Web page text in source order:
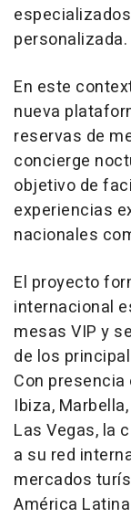
personalizada.
En este
nueva
reservas de
concierge
objetivo de
experiencias
nacionales
El proyecto
internacional
mesas VIP y
de los
Con
Ibiza,
Las Vegas, la
a su red
mercados
América